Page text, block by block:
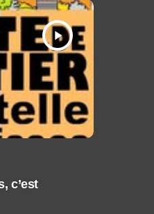
play_arrow
c’est